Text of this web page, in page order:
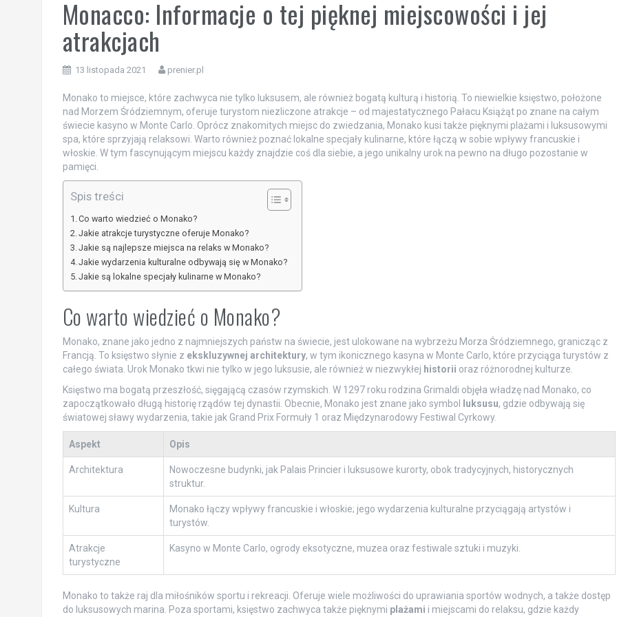
Monacco: Informacje o tej pięknej miejscowości i jej
atrakcjach
13 listopada 2021 prenier.pl
Monako to miejsce, które zachwyca nie tylko luksusem, ale również bogatą kulturą i historią. To niewielkie księstwo, położone
nad Morzem Śródziemnym, oferuje turystom niezliczone atrakcje – od majestatycznego Pałacu Książąt po znane na całym
świecie kasyno w Monte Carlo. Oprócz znakomitych miejsc do zwiedzania, Monako kusi także pięknymi plażami i luksusowymi
spa, które sprzyjają relaksowi. Warto również poznać lokalne specjały kulinarne, które łączą w sobie wpływy francuskie i
włoskie. W tym fascynującym miejscu każdy znajdzie coś dla siebie, a jego unikalny urok na pewno na długo pozostanie w
pamięci.
Spis treści
Co warto wiedzieć o Monako?
Jakie atrakcje turystyczne oferuje Monako?
Jakie są najlepsze miejsca na relaks w Monako?
Jakie wydarzenia kulturalne odbywają się w Monako?
Jakie są lokalne specjały kulinarne w Monako?
Co warto wiedzieć o Monako?
Monako, znane jako jedno z najmniejszych państw na świecie, jest ulokowane na wybrzeżu Morza Śródziemnego, granicząc z
Francją. To księstwo słynie z ekskluzywnej architektury, w tym ikonicznego kasyna w Monte Carlo, które przyciąga turystów z
całego świata. Urok Monako tkwi nie tylko w jego luksusie, ale również w niezwykłej historii oraz różnorodnej kulturze.
Księstwo ma bogatą przeszłość, sięgającą czasów rzymskich. W 1297 roku rodzina Grimaldi objęła władzę nad Monako, co
zapoczątkowało długą historię rządów tej dynastii. Obecnie, Monako jest znane jako symbol
luksusu, gdzie odbywają się
światowej sławy wydarzenia, takie jak Grand Prix Formuły 1 oraz Międzynarodowy Festiwal Cyrkowy.
Aspekt Opis
Architektura
Nowoczesne budynki, jak Palais Princier i luksusowe kurorty, obok tradycyjnych, historycznych
struktur.
Kultura
Monako łączy wpływy francuskie i włoskie; jego wydarzenia kulturalne przyciągają artystów i
turystów.
Atrakcje
turystyczne
Kasyno w Monte Carlo, ogrody eksotyczne, muzea oraz festiwale sztuki i muzyki.
Monako to także raj dla miłośników sportu i rekreacji. Oferuje wiele możliwości do uprawiania sportów wodnych, a także dostęp
do luksusowych marina. Poza sportami, księstwo zachwyca także pięknymi plażami i miejscami do relaksu, gdzie każdy